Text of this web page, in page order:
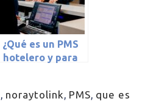
¿Qué es un PMS
hotelero y para
, noraytolink, PMS, que es